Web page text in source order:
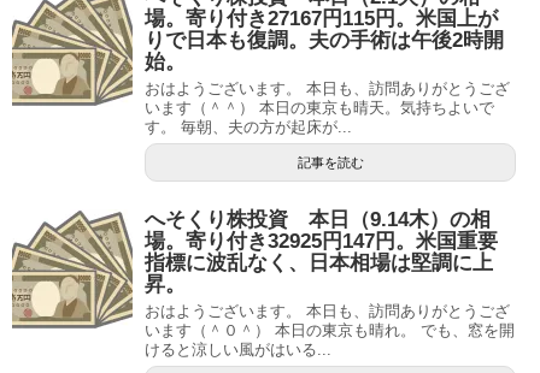
場。寄り付き27167円115円。米国上が
りで日本も復調。夫の手術は午後2時開
始。
おはようございます。 本日も、訪問ありがとうござ
います（＾＾） 本日の東京も晴天。気持ちよいで
す。 毎朝、夫の方が起床が...
記事を読む
へそくり株投資 本日（9.14木）の相
場。寄り付き32925円147円。米国重要
指標に波乱なく、日本相場は堅調に上
昇。
おはようございます。 本日も、訪問ありがとうござ
います（＾０＾） 本日の東京も晴れ。 でも、窓を開
けると涼しい風がはいる...